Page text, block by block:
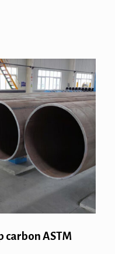
carbon ASTM